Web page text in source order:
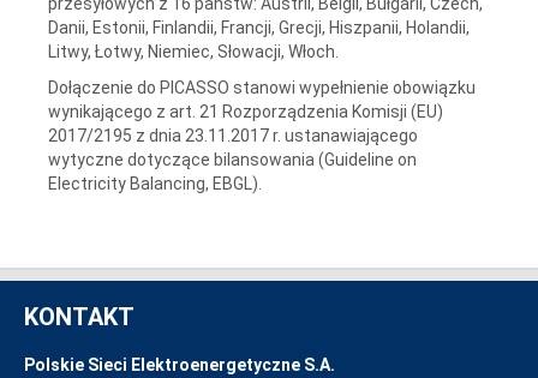
Danii, Estonii, Finlandii, Francji, Grecji, Hiszpanii, Holandii,
Litwy, Łotwy, Niemiec, Słowacji, Włoch.
Dołączenie do PICASSO stanowi wypełnienie obowiązku
wynikającego z art. 21 Rozporządzenia Komisji (EU)
2017/2195 z dnia 23.11.2017 r. ustanawiającego
wytyczne dotyczące bilansowania (Guideline on
Electricity Balancing, EBGL).
KONTAKT
Polskie Sieci Elektroenergetyczne S.A.